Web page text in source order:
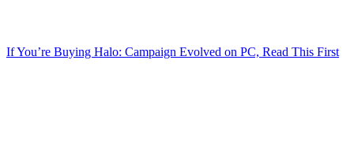
If You’re Buying Halo: Campaign Evolved on PC, Read This First